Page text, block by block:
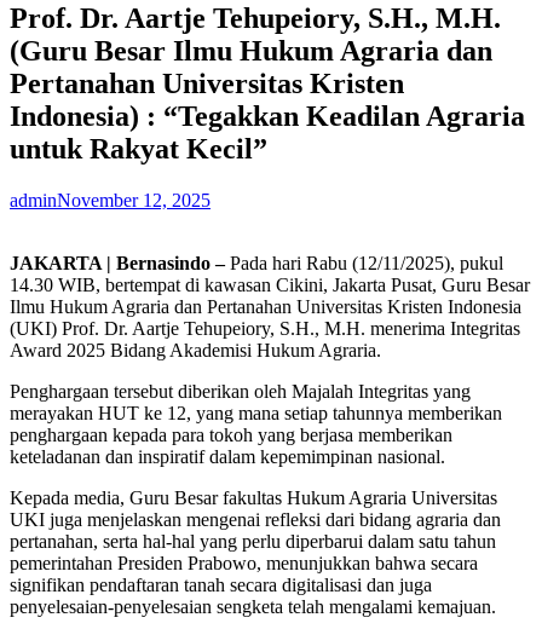
Prof. Dr. Aartje Tehupeiory, S.H., M.H.
(Guru Besar Ilmu Hukum Agraria dan
Pertanahan Universitas Kristen
Indonesia) : “Tegakkan Keadilan Agraria
untuk Rakyat Kecil”
adminNovember 12, 2025
JAKARTA | Bernasindo –Pada hari Rabu (12/11/2025), pukul
14.30 WIB, bertempat di kawasan Cikini, Jakarta Pusat, Guru Besar
Ilmu Hukum Agraria dan Pertanahan Universitas Kristen Indonesia
(UKI) Prof. Dr. Aartje Tehupeiory, S.H., M.H. menerima Integritas
Award 2025 Bidang Akademisi Hukum Agraria.
Penghargaan tersebut diberikan oleh Majalah Integritas yang
merayakan HUT ke 12, yang mana setiap tahunnya memberikan
penghargaan kepada para tokoh yang berjasa memberikan
keteladanan dan inspiratif dalam kepemimpinan nasional.
Kepada media, Guru Besar fakultas Hukum Agraria Universitas
UKI juga menjelaskan mengenai refleksi dari bidang agraria dan
pertanahan, serta hal-hal yang perlu diperbarui dalam satu tahun
pemerintahan Presiden Prabowo, menunjukkan bahwa secara
signifikan pendaftaran tanah secara digitalisasi dan juga
penyelesaian-penyelesaian sengketa telah mengalami kemajuan.